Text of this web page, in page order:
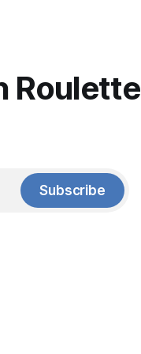
Roulette
Subscribe